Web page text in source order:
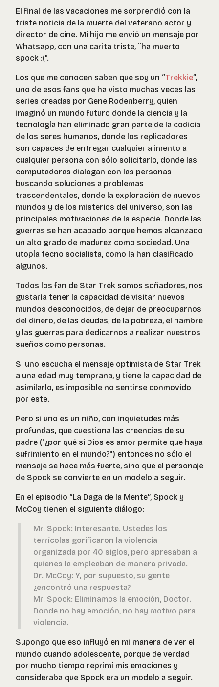
El final de las vacaciones me sorprendió con la
triste noticia de la muerte del veterano actor y
director de cine. Mi hijo me envió un mensaje por
Whatsapp, con una carita triste, ¨ha muerto
spock :(".
Los que me conocen saben que soy un “Trekkie”,
uno de esos fans que ha visto muchas veces las
series creadas por Gene Rodenberry, quien
imaginó un mundo futuro donde la ciencia y la
tecnología han eliminado gran parte de la codicia
de los seres humanos, donde los replicadores
son capaces de entregar cualquier alimento a
cualquier persona con sólo solicitarlo, donde las
computadoras dialogan con las personas
buscando soluciones a problemas
trascendentales, donde la exploración de nuevos
mundos y de los misterios del universo, son las
principales motivaciones de la especie. Donde las
guerras se han acabado porque hemos alcanzado
un alto grado de madurez como sociedad. Una
utopía tecno socialista, como la han clasificado
algunos.
Todos los fan de Star Trek somos soñadores, nos
gustaría tener la capacidad de visitar nuevos
mundos desconocidos, de dejar de preocuparnos
del dinero, de las deudas, de la pobreza, el hambre
y las guerras para dedicarnos a realizar nuestros
sueños como personas.
Si uno escucha el mensaje optimista de Star Trek
a una edad muy temprana, y tiene la capacidad de
asimilarlo, es imposible no sentirse conmovido
por este.
Pero si uno es un niño, con inquietudes más
profundas, que cuestiona las creencias de su
padre ("¿por qué si Dios es amor permite que haya
sufrimiento en el mundo?") entonces no sólo el
mensaje se hace más fuerte, sino que el personaje
de Spock se convierte en un modelo a seguir.
En el episodio “La Daga de la Mente”, Spock y
McCoy tienen el siguiente diálogo:
Mr. Spock: Interesante. Ustedes los
terrícolas gorificaron la violencia
organizada por 40 siglos, pero apresaban a
quienes la empleaban de manera privada.
Dr. McCoy: Y, por supuesto, su gente
¿encontró una respuesta?
Mr. Spock: Eliminamos la emoción, Doctor.
Donde no hay emoción, no hay motivo para
violencia.
Supongo que eso influyó en mi manera de ver el
mundo cuando adolescente, porque de verdad
por mucho tiempo reprimí mis emociones y
consideraba que Spock era un modelo a seguir.